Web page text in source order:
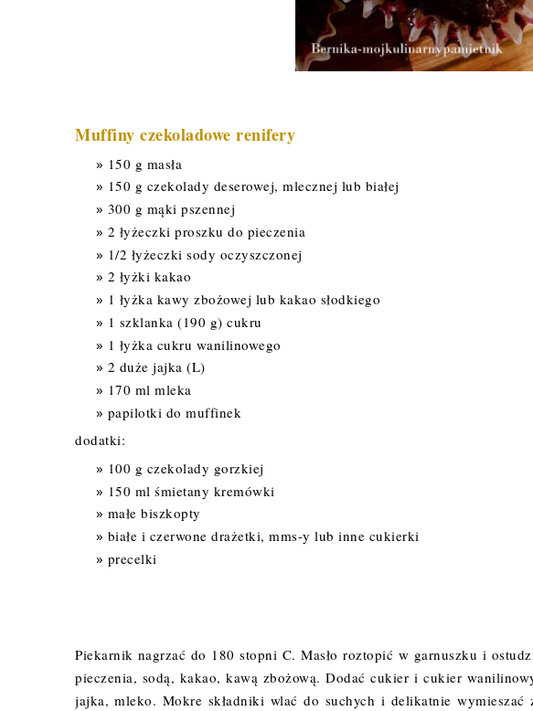
Muffiny czekoladowe renifery
150 g masła
150 g czekolady deserowej, mlecznej lub białej
300 g mąki pszennej
2 łyżeczki proszku do pieczenia
1/2 łyżeczki sody oczyszczonej
2 łyżki kakao
1 łyżka kawy zbożowej lub kakao słodkiego
1 szklanka (190 g) cukru
1 łyżka cukru wanilinowego
2 duże jajka (L)
170 ml mleka
papilotki do muffinek
dodatki:
100 g czekolady gorzkiej
150 ml śmietany kremówki
małe biszkopty
białe i czerwone drażetki, mms-y lub inne cukierki
precelki
Piekarnik nagrzać do 180 stopni C. Masło roztopić w garnuszku i
pieczenia, sodą, kakao, kawą zbożową. Dodać cukier i cukier
jajka, mleko. Mokre składniki wlać do suchych i delikatnie wymieszać